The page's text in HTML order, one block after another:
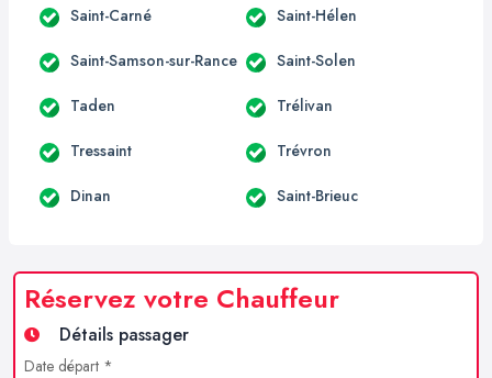
Saint-Carné Saint-Hélen
Saint-Samson-sur-Rance Saint-Solen
Taden Trélivan
Tressaint Trévron
Dinan Saint-Brieuc
Réservez votre Chauffeur
Détails passager
Date départ *